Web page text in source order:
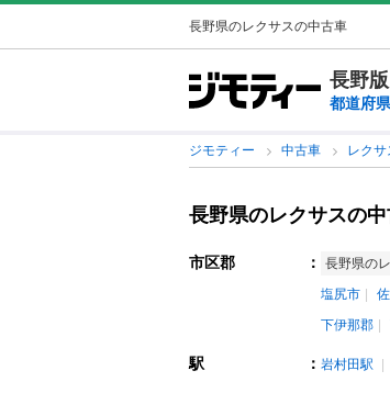
長野県のレクサスの中古車
長野版
都道府
ジモティー 中古車 レクサ
長野県のレクサスの
市区郡 ： 長野県の
塩尻市
下伊那郡
駅 ： 岩村田駅